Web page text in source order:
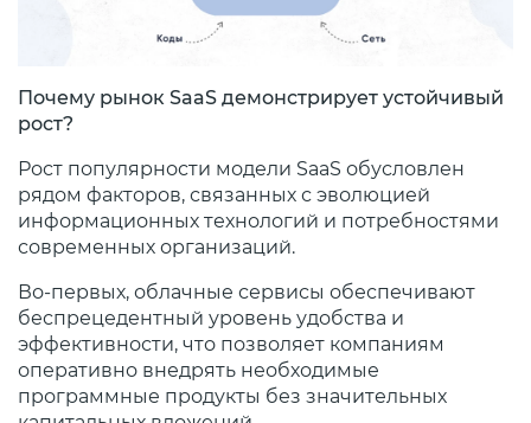
Почему рынок SaaS демонстрирует устойчивый
рост?
Рост популярности модели SaaS обусловлен
рядом факторов, связанных с эволюцией
информационных технологий и потребностями
современных организаций.
Во-первых, облачные сервисы обеспечивают
беспрецедентный уровень удобства и
эффективности, что позволяет компаниям
оперативно внедрять необходимые
программные продукты без значительных